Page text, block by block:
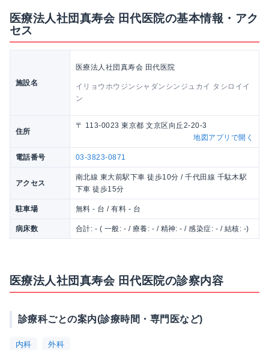
医療法人社団真寿会 田代医院の基本情報・アク
セス
施設名
医療法人社団真寿会 田代医院
イリョウホウジンシャダンシンジュカイ タシロイイ
ン
住所
〒 113-0023 東京都 文京区向丘2-20-3
地図アプリで開く
電話番号 03-3823-0871
アクセス
南北線 東大前駅下車 徒歩10分 / 千代田線 千駄木駅
下車 徒歩15分
駐車場 無料 - 台 / 有料 - 台
病床数 合計: - ( 一般: - / 療養: - / 精神: - / 感染症: - / 結核: -)
医療法人社団真寿会 田代医院の診察内容
診療科ごとの案内(診療時間・専門医など)
内科 外科